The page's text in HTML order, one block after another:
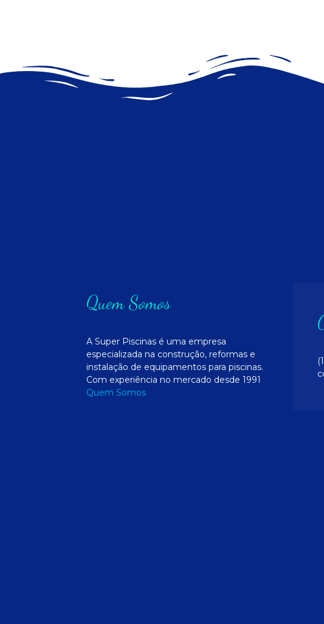
Quem Somos
A Super Piscinas é uma empresa
especializada na construção, reformas e
instalação de equipamentos para piscinas.
Com experiência no mercado desde 1991
Quem Somos